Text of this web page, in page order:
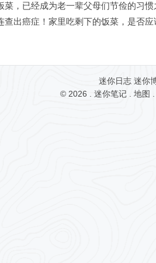
，已经成为老一辈父母们节俭的习
出癌症！家里吃剩下的饭菜，是否
迷你日志 迷你
© 2026 . 迷你笔记. 地图